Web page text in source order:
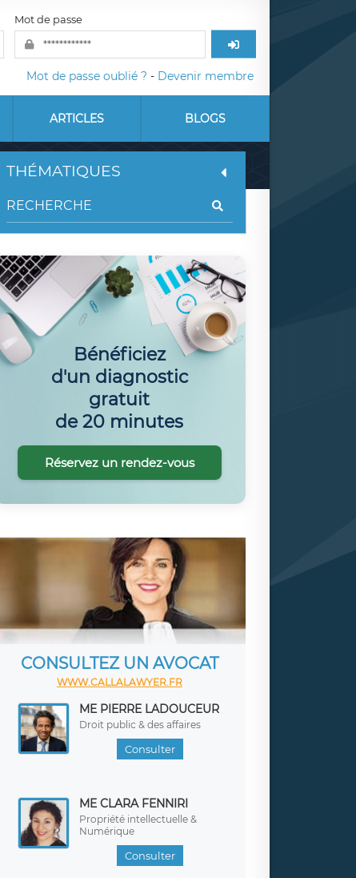
Mot de passe
Mot de passe oublié ? - Devenir membre
ARTICLES BLOGS
THÉMATIQUES
Bénéficiez
d'un diagnostic
gratuit
de 20 minutes
Réservez un rendez-vous
CONSULTEZ UN AVOCAT
WWW.CALLALAWYER.FR
ME PIERRE LADOUCEUR
Droit public & des affaires
Consulter
ME CLARA FENNIRI
Propriété intellectuelle &
Numérique
Consulter